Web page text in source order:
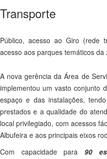
Transporte
Público, acesso ao Giro (rede
acesso aos parques temáticos da
A nova gerência da Área de
implementou um vasto conjunto
espaço e das instalações,
prestados e a qualidade do
local privilegiado, com acessos
Albufeira e aos principais eixos
Com capacidade para90